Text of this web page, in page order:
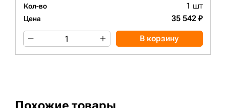
Кол-во 1 шт
Цена 35 542 ₽
В корзину